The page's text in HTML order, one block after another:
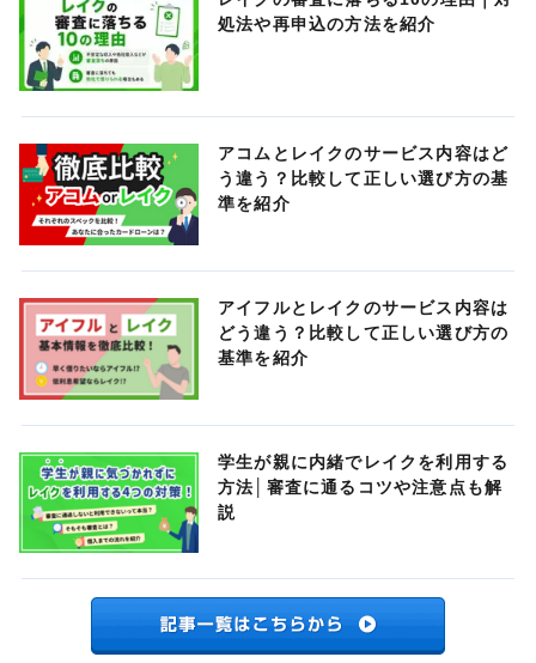
処法や再申込の方法を紹介
アコムとレイクのサービス内容はど
う違う？比較して正しい選び方の基
準を紹介
アイフルとレイクのサービス内容は
どう違う？比較して正しい選び方の
基準を紹介
学生が親に内緒でレイクを利用する
方法│審査に通るコツや注意点も解
説